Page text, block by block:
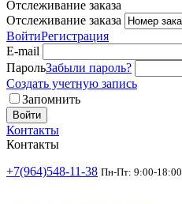
Отслеживание заказа
Отслеживание заказа
ВойтиРегистрация
E-mail
ПарольЗабыли пароль?
Создать учетную запись
Запомнить
Войти
Контакты
Контакты
+7(964)548-11-38 Пн-Пт: 9:00-18:00